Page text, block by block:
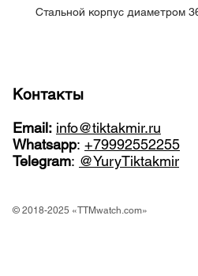
Стальной корпус диаметром
Контакты
Email: info@tiktakmir.ru
Whatsapp: +79992552255
Telegram: @YuryTiktakmir
© 2018-2025 «TTMwatch.com»